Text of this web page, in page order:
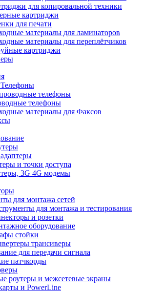
для копировальной техники
картриджи
для печати
материалы для ламинаторов
материалы для переплётчиков
картриджи
телефоны
телефоны
материалы для Факсов
и точки доступа
3G 4G модемы
для монтажа сетей
для монтажа и тестирования
и розетки
оборудование
стойки
трансиверы
для передачи сигнала
патчкорды
роутеры и межсетевые экраны
и PowerLine